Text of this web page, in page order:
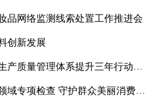
品网络监测线索处置工作推进会
创新发展
质量管理体系提升三年行动方案
专项检查 守护群众美丽消费安全